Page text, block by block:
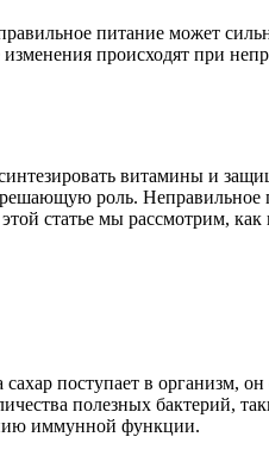
питание может
происходят при
витамины и
роль. Неправильное
статье мы рассмотрим, как
поступает в организм, он
полезных бактерий,
иммунной функции.